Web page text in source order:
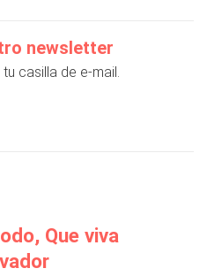
newsletter
casilla de e-mail.
Que viva